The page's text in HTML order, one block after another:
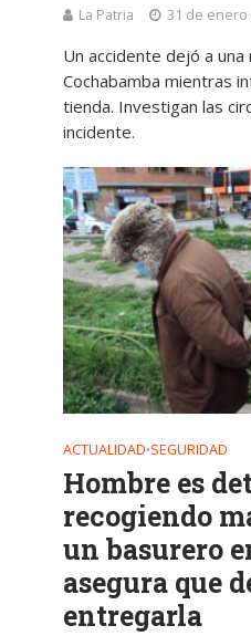
La Patria 31 de enero
Un accidente dejó a
Cochabamba mientras
tienda. Investigan las
incidente.
ACTUALIDAD•SEGURIDAD
Hombre es
recogiendo
un basurero
asegura que
entregarla